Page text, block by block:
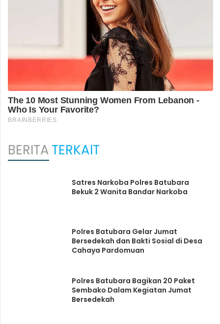
BERITATERKAIT
Satres Narkoba Polres Batubara
Bekuk 2 Wanita Bandar Narkoba
Polres Batubara Gelar Jumat
Bersedekah dan Bakti Sosial di Desa
Cahaya Pardomuan
Polres Batubara Bagikan 20 Paket
Sembako Dalam Kegiatan Jumat
Bersedekah